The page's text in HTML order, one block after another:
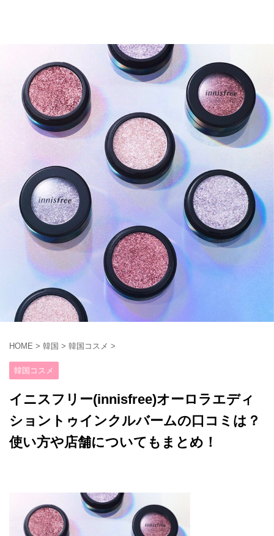
HOME > 韓国 > 韓国コスメ >
韓国コスメ
イニスフリー(innisfree)オーロラエディ
ショントゥインクルバームの口コミは？
使い方や店舗についてもまとめ！